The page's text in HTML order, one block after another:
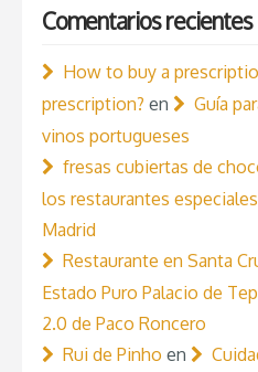
Comentarios recientes
How to buy a
prescription? en
Guía
vinos portugueses
fresas cubiertas de
los restaurantes
Madrid
Restaurante en Santa
Estado Puro Palacio de
2.0 de Paco Roncero
Rui de Pinho en